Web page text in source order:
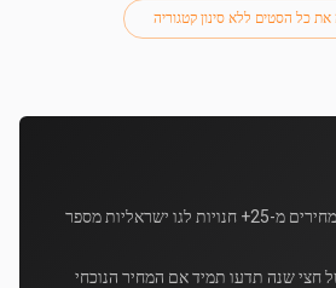
כל הסטים ללא סינון קטגוריה
Fliplop סורק אוטומטית מחירים מ-25+ חנויות לגו ישראליות מספר
חצי שנה תדעו תמיד אם המחיר הנוכחי